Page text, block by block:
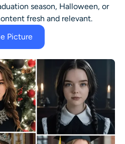
season, Halloween, or
fresh and relevant.
Picture